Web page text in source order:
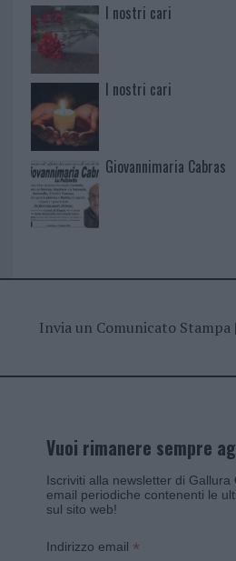
I nostri cari
I nostri cari
Giovannimaria Cabras
Invia un Comunicato Stampa|
Vuoi rimanere sempre
Iscriviti alla newsletter di Gallura
email periodiche contenenti le
sul sito web!
Indirizzo email *